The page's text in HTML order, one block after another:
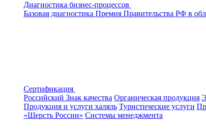
Диагностика бизнес-процессов
Базовая диагностика Премия Правительства РФ в
Сертификация
Российский Знак качества Органическая продукция
Продукция и услуги халяль Туристические услуги
«Шерсть России» Системы менеджмента